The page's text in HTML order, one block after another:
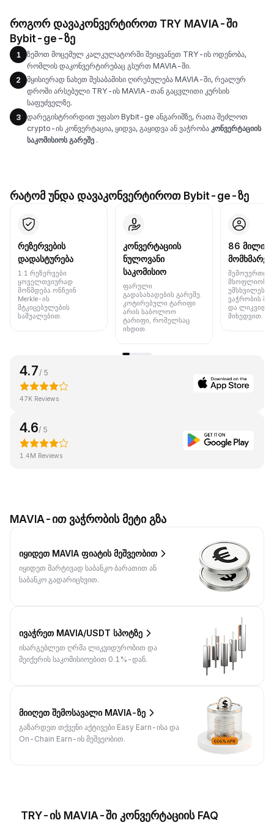
როგორ დავაკონვერტიროთ TRY MAVIA-ში
Bybit-ge-ზე
1
ზემოთ მოცემულ კალკულატორში შეიყვანეთ TRY-ის ოდენობა,
რომლის დაკონვერტირებაც გსურთ MAVIA-ში.
2
მყისიერად ნახეთ შესაბამისი ღირებულება MAVIA-ში, რეალურ
დროში არსებული TRY-ის MAVIA-თან გაცვლითი კურსის
საფუძველზე.
3
დარეგისტრირდით უფასო Bybit-ge ანგარიშზე, რათა შეძლოთ
crypto-ის კონვერტაცია, ყიდვა, გაყიდვა ან ვაჭრობა კონვერტაციის
საკომისიოს გარეშე .
რატომ უნდა დავაკონვერტიროთ Bybit-ge-ზე
რეზერვების
დადასტურება
1:1 რეზერვები
ყოველთვიურად
მოწმდება ონჩეინ
Merkle-ის
მტკიცებულების
საშუალებით.
კონვერტაციის
ნულოვანი
საკომისიო
ფარული
გადასახადების გარეშე.
კოტირებული ტარიფი
არის საბოლოო
ტარიფი, რომელსაც
იხდით.
86
მსოფლიოს
უმსხვილეს
ვაჭრობის
და
მიხედვით.
4.7 / 5
47K Reviews
4.6/ 5
1.4M Reviews
MAVIA-ით ვაჭრობის მეტი გზა
იყიდეთ MAVIA ფიატის მეშვეობით
იყიდეთ მარტივად საბანკო ბარათით ან
საბანკო გადარიცხვით.
ივაჭრეთ MAVIA/USDT სპოტზე
ისარგებლეთ ღრმა ლიკვიდურობით და
მეიქერის საკომისიოებით 0.1%-დან.
მიიღეთ შემოსავალი MAVIA-ზე
გაზარდეთ თქვენი აქტივები Easy Earn-ისა და
On-Chain Earn-ის მეშვეობით.
TRY-ის MAVIA-ში კონვერტაციის FAQ